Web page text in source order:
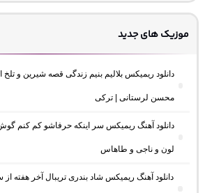
موزیک های جدید
دانلود ریمیکس بلالیم بنیم زندگی قصه شیرین و
محسن لرستانی | ترکی
دانلود آهنگ ریمیکس سر اینکه حرفاشو کم کنم
لون و ناجی و طاهاس
دانلود آهنگ ریمیکس شاد بندری تریبال آخر هفته